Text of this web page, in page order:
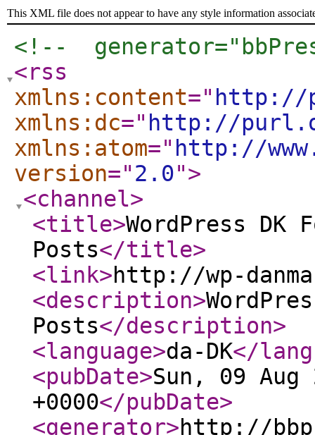
This XML file does not appear to have any style information
<!--
<rss
xmlns:content=" http://
xmlns:dc=" http://
xmlns:atom=" http://
version="2.0">
<channel>
<title>WordPress DK
Posts</title>
<link>http://wp-
<description>
Posts</description>
<language>da-DK</
<pubDate>Sun, 09 Aug
+0000</pubDate>
<generator>http://